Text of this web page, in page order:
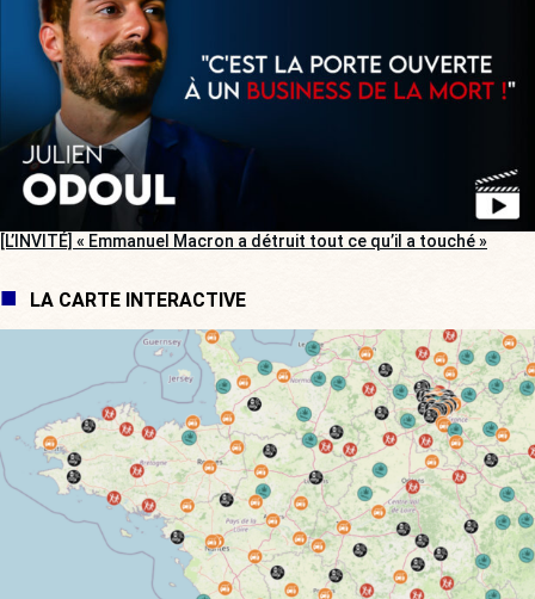
[L’INVITÉ] « Emmanuel Macron a détruit tout ce qu’il a touché »
LA CARTE INTERACTIVE